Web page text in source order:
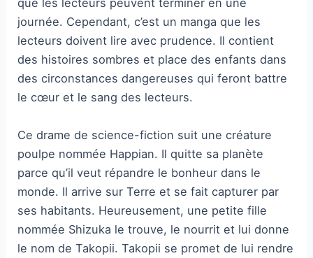
que les lecteurs peuvent terminer en une
journée. Cependant, c’est un manga que les
lecteurs doivent lire avec prudence. Il contient
des histoires sombres et place des enfants dans
des circonstances dangereuses qui feront battre
le cœur et le sang des lecteurs.
Ce drame de science-fiction suit une créature
poulpe nommée Happian. Il quitte sa planète
parce qu’il veut répandre le bonheur dans le
monde. Il arrive sur Terre et se fait capturer par
ses habitants. Heureusement, une petite fille
nommée Shizuka le trouve, le nourrit et lui donne
le nom de Takopii. Takopii se promet de lui rendre